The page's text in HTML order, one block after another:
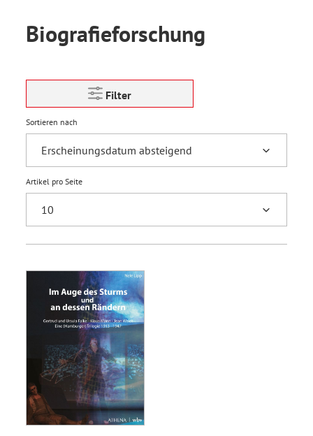
Biografieforschung
Filter
Sortieren nach
Artikel pro Seite